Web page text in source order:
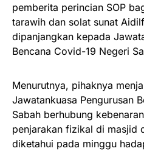
pemberita perincian SOP
tarawih dan solat sunat
dipanjangkan kepada
Bencana Covid-19 Negeri
Menurutnya, pihaknya
Jawatankuasa Pengurusan
Sabah berhubung
penjarakan fizikal di masjid
diketahui pada minggu